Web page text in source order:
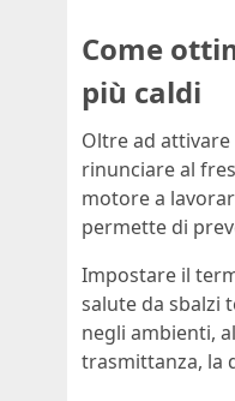
Come
più caldi
Oltre ad
rinunciare al
motore a
permette di
Impostare il
salute da sbalzi
negli ambienti,
trasmittanza, la